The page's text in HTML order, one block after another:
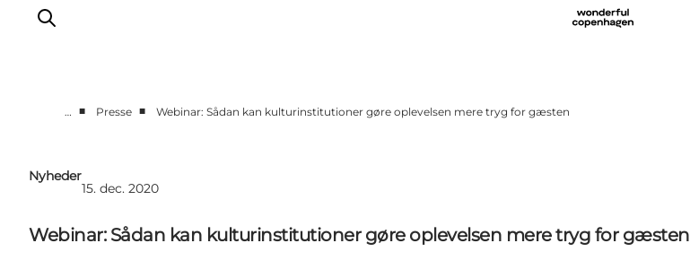
Samarbejd med os
Om Wonderful Copenhagen
… ■ Presse ■ Webinar: Sådan kan kulturinstitutioner gøre oplevelsen mere tryg for gæsten
Nyheder
15. dec. 2020
Webinar: Sådan kan kulturinstitutioner gøre oplevelsen mere tryg for gæsten